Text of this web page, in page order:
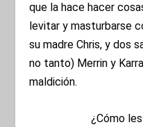
que la hace hacer
levitar y masturbarse
su madre Chris, y dos
no tanto) Merrin y
maldición.
¿Cómo